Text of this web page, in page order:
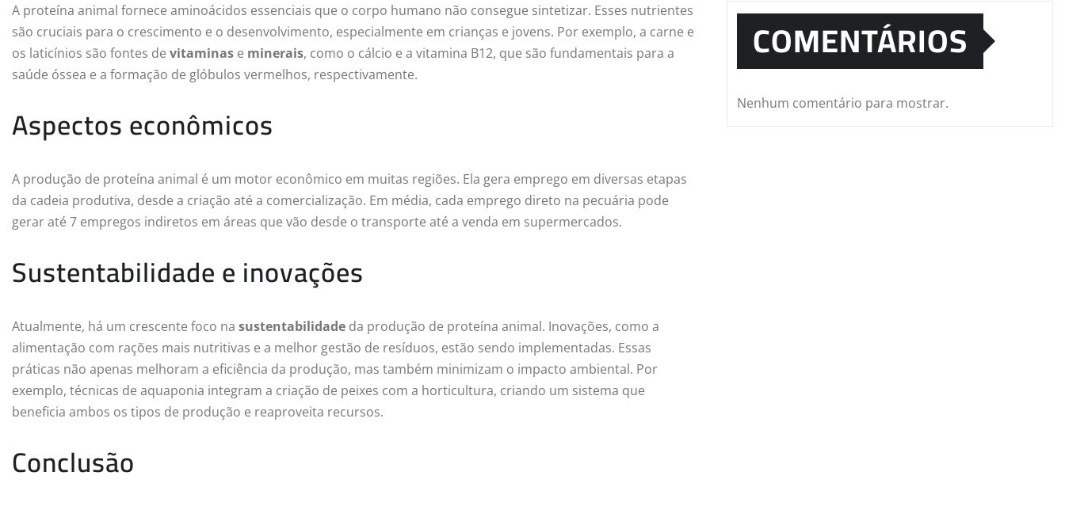
A proteína animal fornece aminoácidos essenciais que o corpo humano não consegue sintetizar. Esses nutrientes
são cruciais para o crescimento e o desenvolvimento, especialmente em crianças e jovens. Por exemplo, a carne e
os laticínios são fontes de vitaminas e minerais, como o cálcio e a vitamina B12, que são fundamentais para a
saúde óssea e a formação de glóbulos vermelhos, respectivamente.
Aspectos econômicos
A produção de proteína animal é um motor econômico em muitas regiões. Ela gera emprego em diversas etapas
da cadeia produtiva, desde a criação até a comercialização. Em média, cada emprego direto na pecuária pode
gerar até 7 empregos indiretos em áreas que vão desde o transporte até a venda em supermercados.
Sustentabilidade e inovações
Atualmente, há um crescente foco na sustentabilidade da produção de proteína animal. Inovações, como a
alimentação com rações mais nutritivas e a melhor gestão de resíduos, estão sendo implementadas. Essas
práticas não apenas melhoram a eficiência da produção, mas também minimizam o impacto ambiental. Por
exemplo, técnicas de aquaponia integram a criação de peixes com a horticultura, criando um sistema que
beneficia ambos os tipos de produção e reaproveita recursos.
Conclusão
COMENTÁRIOS
Nenhum comentário para mostrar.